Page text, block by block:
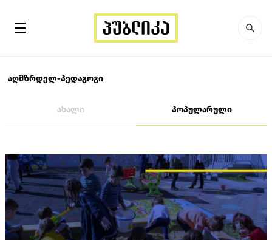
აღმზრდელ-პედაგოგი
ახალი პოპულარული